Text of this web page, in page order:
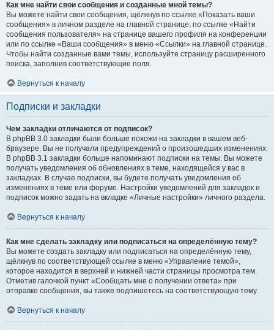
Как мне найти свои сообщения и созданные мной темы?
Вы можете найти свои сообщения, щёлкнув по ссылке «Показать ваши
сообщения» в личном разделе на главной странице, по ссылке «Найти
сообщения пользователя» на странице вашего профиля на конференции
или по ссылке «Ваши сообщения» в меню «Ссылки» на главной странице.
Чтобы найти созданные вами темы, используйте страницу расширенного
поиска, заполнив соответствующие поля.
Вернуться к началу
Подписки и закладки
Чем закладки отличаются от подписок?
В phpBB 3.0 закладки были больше похожи на закладки в вашем веб-
браузере. Вы не получали предупреждений о произошедших изменениях.
В phpBB 3.1 закладки больше напоминают подписки на темы. Вы можете
получать уведомления об обновлениях в теме, находящейся у вас в
закладках. В случае подписки, вы будете получать уведомления об
изменениях в теме или форуме. Настройки уведомлений для закладок и
подписок можно задать на вкладке «Личные настройки» личного раздела.
Вернуться к началу
Как мне сделать закладку или подписаться на определённую тему?
Вы можете создать закладку или подписаться на определённую тему,
щёлкнув по соответствующей ссылке в меню «Управление темой»,
которое находится в верхней и нижней части страницы просмотра тем.
Отметив галочкой пункт «Сообщать мне о получении ответа» при
отправке сообщения, вы также подпишетесь на соответствующую тему.
Вернуться к началу